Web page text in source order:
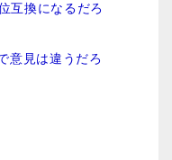
互換になるだろ
意見は違うだろ